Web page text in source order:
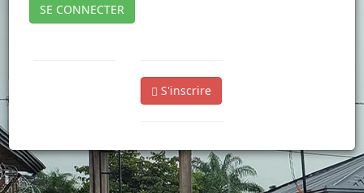
SE CONNECTER
S'inscrire